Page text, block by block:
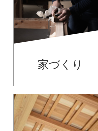
家づくり